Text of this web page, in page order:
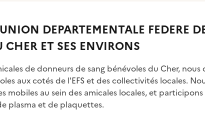
UNION DEPARTEMENTALE FEDERE
ET SES ENVIRONS
de donneurs de sang bénévoles du Cher,
aux cotés de l'EFS et des collectivités locales.
mobiles au sein des amicales locales, et
plasma et de plaquettes.